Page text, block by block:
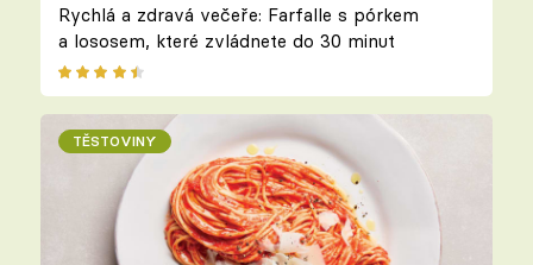
Rychlá a zdravá večeře: Farfalle s pórkem
a lososem, které zvládnete do 30 minut
TĚSTOVINY